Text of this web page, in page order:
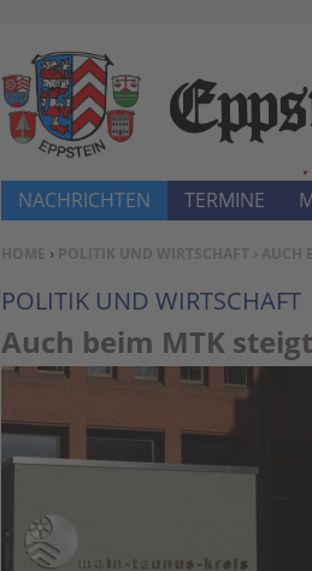
SIE BEFINDEN SICH HIER:
HOME › POLITIK UND WIRTSCHAFT › AUCH
POLITIK UND WIRTSCHAFT
Auch beim MTK
NACHRICHTEN TERMINE